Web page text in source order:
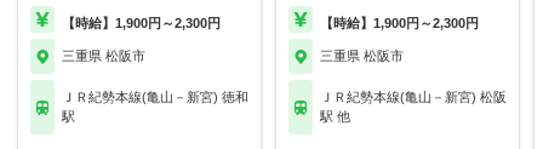
【時給】1,900円～2,300円
三重県 松阪市
ＪＲ紀勢本線(亀山－新宮) 徳和
駅
【時給】1,900円～2,300円
三重県 松阪市
ＪＲ紀勢本線(亀山－新宮) 松阪
駅 他